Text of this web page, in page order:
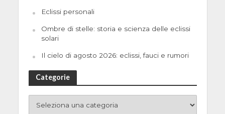
Eclissi personali
Ombre di stelle: storia e scienza delle eclissi
solari
Il cielo di agosto 2026: eclissi, fauci e rumori
Categorie